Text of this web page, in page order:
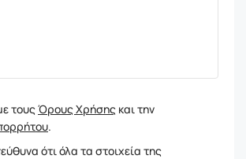
τουςΌρους Χρήσης και την
.
ότι όλα τα στοιχεία της